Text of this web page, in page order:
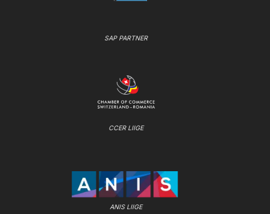
SAP PARTNER
CCER LIIGE
ANIS LIIGE